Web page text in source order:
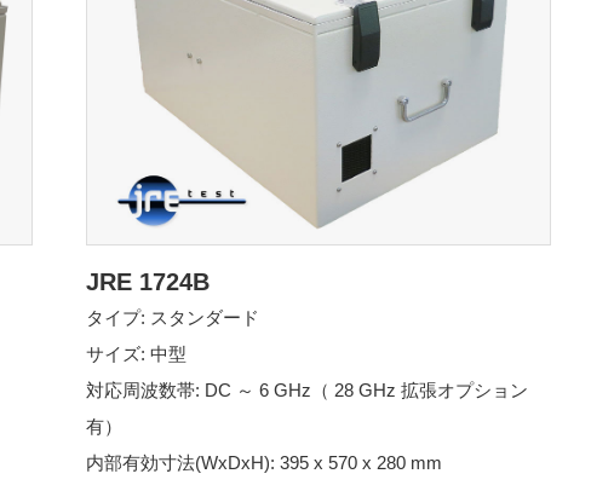
JRE 1724B
タイプ: スタンダード
サイズ: 中型
対応周波数帯: DC ～ 6 GHz（ 28 GHz 拡張オプション
有）
内部有効寸法(WxDxH): 395 x 570 x 280 mm